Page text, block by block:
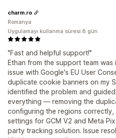
"Fast and helpful support!"
Ethan from the support team
issue with Google's EU User
duplicate cookie banners on my
identified the problem and
everything — removing the
configuring the regions
settings for GCM V2 and Meta
party tracking solution. Issue
charm.ro
Romanya
Uygulamayı kullanma süresi:8 gün